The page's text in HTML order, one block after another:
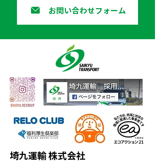
お問い合わせフォーム
埼九運輸 株式会社